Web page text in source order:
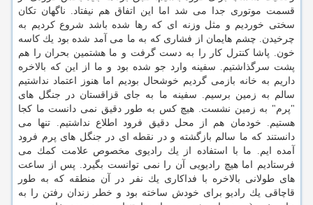
قسمت موتوری جدا می شد اما این اتفاق هم نیفتاد. ناگهان تكان
سختی خوردیم و مثل وزنه ای كه رها شده باشد شروع كردیم به
چرخیدن. چشم هایمان از فشاری كه به ما می آمد شده بود یك كاسه
خون. پاشا كنترل كار را به دست گرفت و ما هشتمین بحران را هم
پشت سرگذاشتیم. سفینه وارد جو شده بود و ما از این كه بالاخره
داریم به خانه بازمی گردیم خوشحال بودیم اما هنوز اعتماد نداشتیم
سالم به زمین برسیم. سفینه ما به جای قزاقستان در جنگل های
"پرم" به زمین نشست. هیچ كس به طور دقیق نمی دانست ما كجا
هستیم. خودمان هم از محل دقیق فرود اطلاع نداشتیم. تنها می
دانستند كه ما سالم بازگشته و در نقطه ای در جنگل های پرم فرود
آمده ایم. ما با استفاده از یك رادیوی مخصوص علامت كمك می
فرستادیم اما هیچ رادیویی آن را نمی توانست بگیرد. پس از ساعت
های طولانی بالاخره با فداكاری یك نفر در آن منطقه كه به طور
قاچاقی یك رادیو برای خودش ساخته بود و خطر زندان رفتن را به